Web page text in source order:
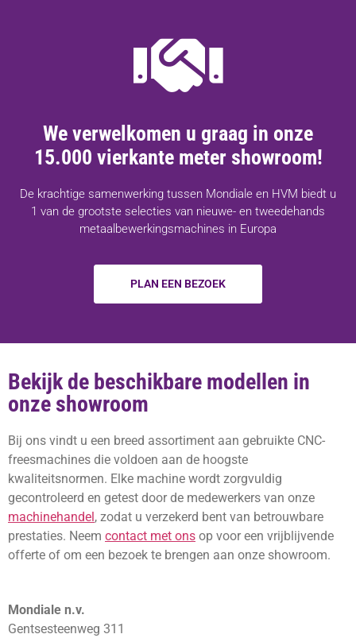
We verwelkomen u graag in onze
15.000 vierkante meter showroom!
De krachtige samenwerking tussen Mondiale en HVM biedt u
1 van de grootste selecties van nieuwe- en tweedehands
metaalbewerkingsmachines in Europa
PLAN EEN BEZOEK
Bekijk de beschikbare modellen in
onze showroom
Bij ons vindt u een breed assortiment aan gebruikte CNC-
freesmachines die voldoen aan de hoogste
kwaliteitsnormen. Elke machine wordt zorgvuldig
gecontroleerd en getest door de medewerkers van onze
machinehandel , zodat u verzekerd bent van betrouwbare
prestaties. Neem contact met ons op voor een vrijblijvende
offerte of om een bezoek te brengen aan onze showroom.
Mondiale n.v.
Gentsesteenweg 311